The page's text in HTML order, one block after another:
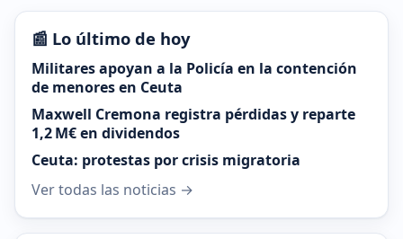
📰 Lo último de hoy
Militares apoyan a la Policía en la contención
de menores en Ceuta
Maxwell Cremona registra pérdidas y reparte
1,2 M€ en dividendos
Ceuta: protestas por crisis migratoria
Ver todas las noticias →